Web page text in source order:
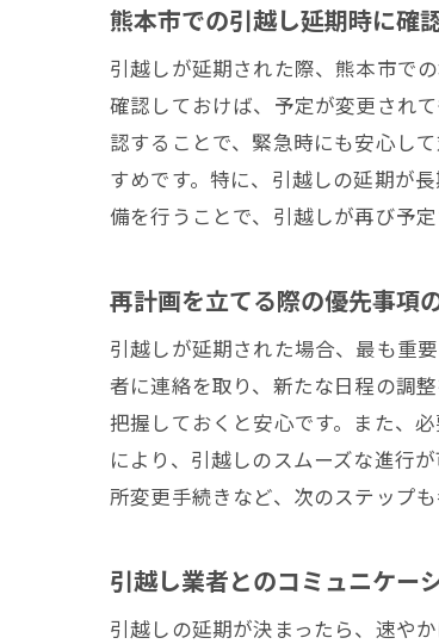
熊本市での引越し延期時に確
引越しが延期された際、熊本市で
確認しておけば、予定が変更され
認することで、緊急時にも安心し
すめです。特に、引越しの延期が
備を行うことで、引越しが再び予
再計画を立てる際の優先事項
引越しが延期された場合、最も重
者に連絡を取り、新たな日程の調
把握しておくと安心です。また、
により、引越しのスムーズな進行
所変更手続きなど、次のステップ
引越し業者とのコミュニケー
引越しの延期が決まったら、速や